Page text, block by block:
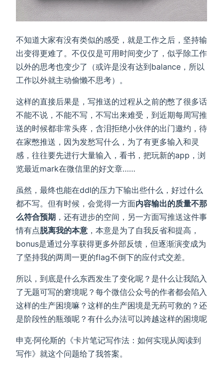
不知道大家有没有类似的感受，就是工作之后，坚持输
出变得更难了。不仅仅是可用时间变少了，似乎除工作
以外的思考也变少了（或许是没有达到balance，所以
工作以外就主动偷懒不思考）。
这样的直接后果是，写推送的过程从之前的憋了很多话
不能不说，不能不写，不写出来难受，到近期每周写推
送的时候都非常头疼，含泪拒绝小伙伴的出门邀约，待
在家憋推送，因为发愁写什么，为了有更多输入和灵
感，往往要先进行大量输入，看书，把玩新的app，浏
览最近mark在微信里的好文章……
虽然，最终也能在ddl的压力下输出些什么，好过什么
都不写。但有时候，会觉得一方面内容输出的质量不那
么符合预期 ，还有进步的空间，另一方面写推送这件事
情有点脱离我的本意 ，本意是为了自我反省和提高，
bonus是通过分享获得更多外部反馈，但逐渐演变成为
了坚持我的两周一更的flag不倒下的应付式交差。
所以，到底是什么东西发生了变化呢？是什么让我陷入
了无题可写的窘境呢？每个微信公众号的作者都会陷入
这样的生产困境嘛？这样的生产困境是无药可救的？还
是阶段性的瓶颈呢？有什么办法可以跨越这样的困境呢
申克·阿伦斯的《卡片笔记写作法：如何实现从阅读到
写作》就这个问题给了我答案。